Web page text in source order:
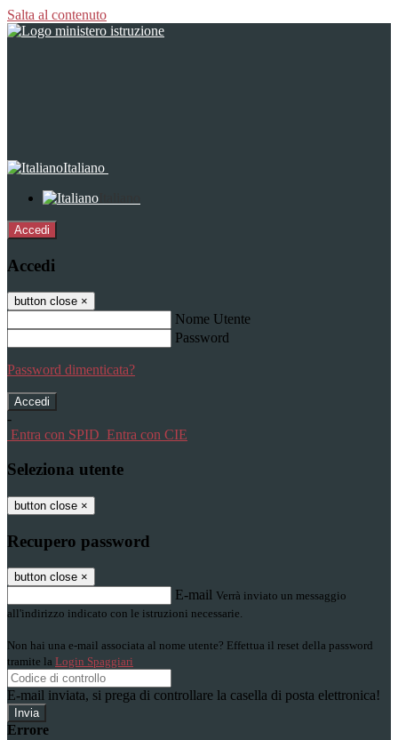
Salta al contenuto
Italiano
Accedi
Accedi
button close ×
Nome Utente
Password
Password dimenticata?
-
Entra con SPID Entra con CIE
Seleziona utente
button close ×
Recupero password
button close ×
E-mail Verrà inviato un messaggio
all'indirizzo indicato con le istruzioni necessarie.
Non hai una e-mail associata al nome utente? Effettua il reset della password
tramite la Login Spaggiari
E-mail inviata, si prega di controllare la casella di posta elettronica!
Errore